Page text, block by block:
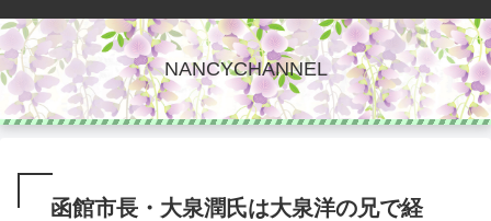
NANCYCHANNEL
函館市長・大泉潤氏は大泉洋の兄で経